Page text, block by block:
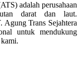
adalah perusahaan
darat dan laut.
Agung Trans Sejahtera
untuk mendukung